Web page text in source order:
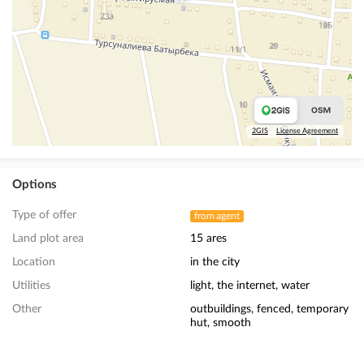
2GIS License Agreement
Options
Type of offer from agent
Land plot area 15 ares
Location in the city
Utilities light, the internet, water
Other
outbuildings, fenced, temporary
hut, smooth